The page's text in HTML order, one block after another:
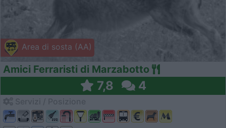
Area di sosta (AA)
Amici Ferraristi di Marzabotto
7,8 4